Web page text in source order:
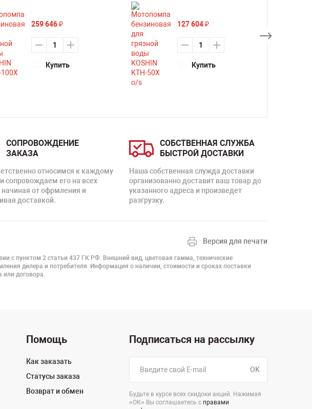
259 646 ₽
Купить
127 604 ₽
Купить
СОПРОВОЖДЕНИЕ
ЗАКАЗА
относимся к каждому
сопровождаем его на всех
начиная от офрмления и
доставкой.
СОБСТВЕННАЯ СЛУЖБА
БЫСТРОЙ ДОСТАВКИ
Наша собственная служда доставки
организованно доставит ваш товар до
указанного адреса и произведет
разгрузку.
Версия для печати
с пунктом 2 статьи 437 ГК РФ. Внешний вид, цветовая гамма, технические
дилера и потребителя. Информация о наличии, стоимости и сроках поставки
или договора.
Помощь
Как заказать
Статусы заказа
Возврат и обмен
Подписаться на рассылку
OK
Будьте в курсе всех скидоки акций. Нажимая
«ОК» Вы соглашаетесь с правами